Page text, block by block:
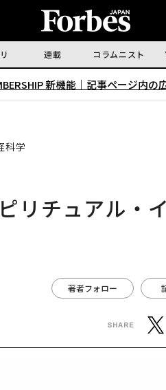
連載 コラムニスト
新機能｜ 記事ページ内の
科学
リチュアル・
著者フォロー